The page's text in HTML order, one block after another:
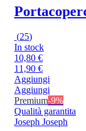
(25)
In stock
10,80 €
11,90 €
Aggiungi
Aggiungi
Premium-9%
Qualità garantita
Joseph Joseph